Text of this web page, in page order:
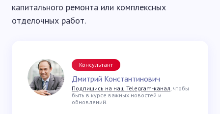
капитального ремонта или комплексных
отделочных работ.
Консультант
Дмитрий Константинович
Подпишись на наш Telegram-канал, чтобы
быть в курсе важных новостей и
обновлений.